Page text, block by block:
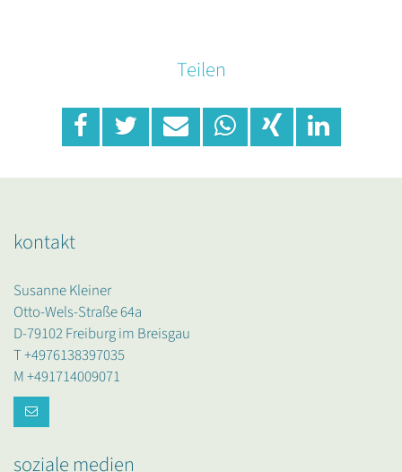
Teilen
kontakt
Susanne Kleiner
Otto-Wels-Straße 64a
D-79102 Freiburg im Breisgau
T +4976138397035
M +491714009071
soziale medien